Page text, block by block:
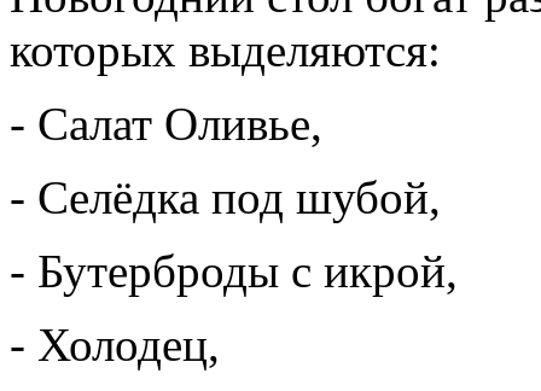
которых выделяются:
- Салат Оливье,
- Селёдка под шубой,
- Бутерброды с икрой,
- Холодец,